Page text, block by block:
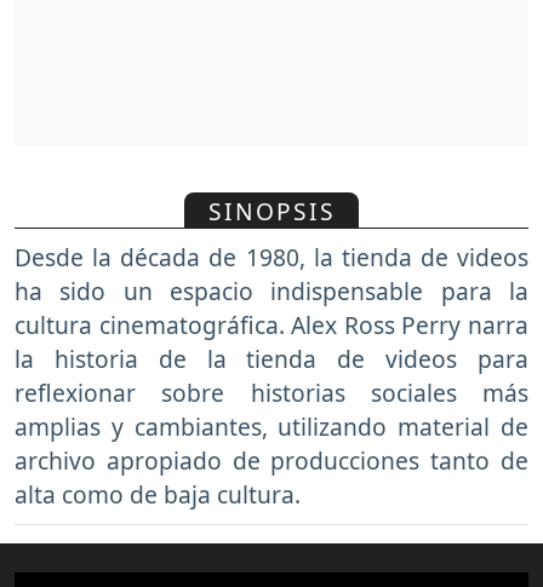
SINOPSIS
Desde la década de 1980, la tienda de videos
ha sido un espacio indispensable para la
cultura cinematográfica. Alex Ross Perry narra
la historia de la tienda de videos para
reflexionar sobre historias sociales más
amplias y cambiantes, utilizando material de
archivo apropiado de producciones tanto de
alta como de baja cultura.